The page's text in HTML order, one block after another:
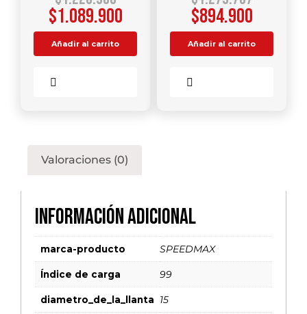
$1.089.900
Añadir al carrito
$894.900
Añadir al carrito
Valoraciones (0)
Información adicional
marca-producto SPEEDMAX
Índice de carga 99
diametro_de_la_llanta 15